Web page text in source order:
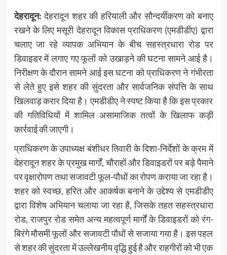
देहरादून:देहरादून शहर की हरियाली और सौन्दर्यीकरण को बनाए
रखने के लिए मसूरी देहरादून विकास प्राधिकरण (एमडीडीए) द्वारा
चलाए जा रहे व्यापक अभियान के बीच सहस्त्रधारा रोड पर
डिवाइडर में लगाए गए फूलों को उखाड़ने की घटना सामने आई है।
निरीक्षण के दौरान सामने आई इस घटना को प्राधिकरण ने गंभीरता
से लेते हुए इसे शहर की सुंदरता और सार्वजनिक संपत्ति के साथ
खिलवाड़ करार दिया है। एमडीडीए ने स्पष्ट किया है कि इस प्रकार
की गतिविधियों में शामिल असामाजिक तत्वों के खिलाफ कड़ी
कार्रवाई की जाएगी।
प्राधिकरण के उपाध्यक्ष बंशीधर तिवारी के दिशा-निर्देशों के क्रम में
देहरादून शहर के प्रमुख मार्गों, चौराहों और डिवाइडरों पर बड़े पैमाने
पर वृक्षारोपण तथा सजावटी फूल-पौधों का रोपण कराया जा रहा है।
शहर को स्वच्छ, हरित और आकर्षक बनाने के उद्देश्य से एमडीडीए
द्वारा विशेष अभियान चलाया जा रहा है, जिसके तहत सहस्त्रधारा
रोड, राजपुर रोड समेत अन्य महत्वपूर्ण मार्गों के डिवाइडरों को रंग-
बिरंगे मौसमी फूलों और सजावटी पौधों से सजाया गया है। इस पहल
से शहर की सुंदरता में उल्लेखनीय वृद्धि हुई है और राहगीरों को भी एक